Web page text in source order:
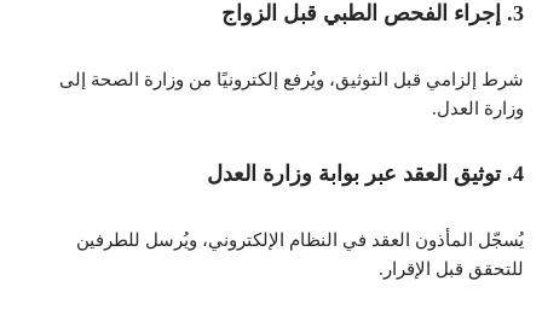
3. إجراء الفحص الطبي قبل الزواج
شرط إلزامي قبل التوثيق، ويُرفع إلكترونيًا من وزارة الصحة إلى
وزارة العدل.
4. توثيق العقد عبر بوابة وزارة العدل
يُسجّل المأذون العقد في النظام الإلكتروني، ويُرسل للطرفين
للتحقق قبل الإقرار.